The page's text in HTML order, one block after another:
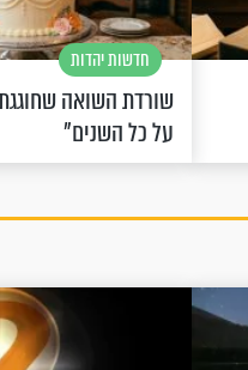
חדשות יהדות
על כל השנים"